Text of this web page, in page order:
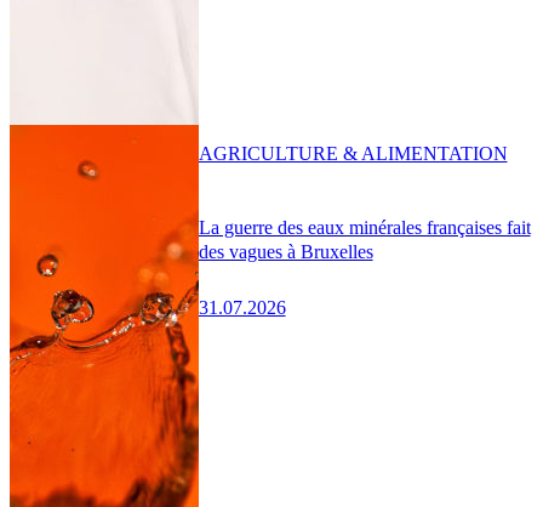
La guerre des eaux minérales françaises fait
des vagues à Bruxelles
31.07.2026
AGRICULTURE & ALIMENTATION